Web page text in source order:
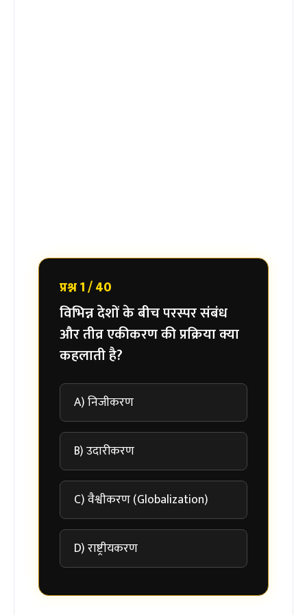
प्रश्न 1 / 40
विभिन्न देशों के बीच परस्पर संबंध
और तीव्र एकीकरण की प्रक्रिया क्या
कहलाती है?
A) निजीकरण
B) उदारीकरण
C) वैश्वीकरण (Globalization)
D) राष्ट्रीयकरण